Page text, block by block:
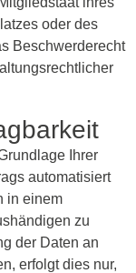
oder des
Beschwerderecht
Ihrer
automatisiert
in einem
zu
der Daten an
erfolgt dies nur,